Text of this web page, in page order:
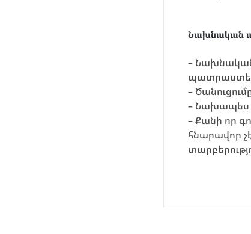
Նախնական
–
–
– Նախապես
– Քանի որ
հնարավոր